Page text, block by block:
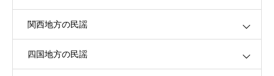
関西地方の民謡
四国地方の民謡